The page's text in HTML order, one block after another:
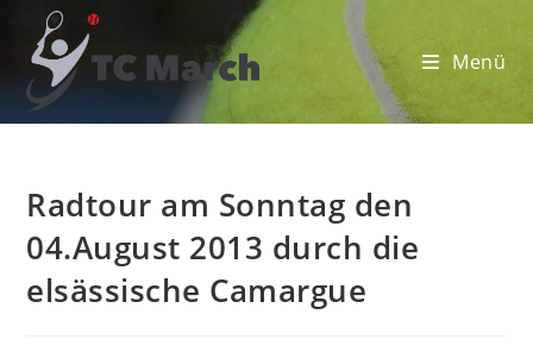
Inhalt
springen
Menü
Radtour am Sonntag den
04.August 2013 durch die
elsässische Camargue